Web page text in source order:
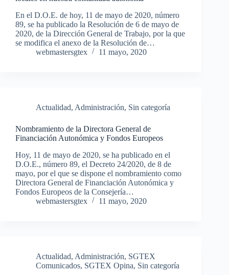
En el D.O.E. de hoy, 11 de mayo de 2020, número
89, se ha publicado la Resolución de 6 de mayo de
2020, de la Dirección General de Trabajo, por la que
se modifica el anexo de la Resolución de…
webmastersgtex
11 mayo, 2020
Actualidad, Administración, Sin categoría
Nombramiento de la Directora General de
Financiación Autonómica y Fondos Europeos
Hoy, 11 de mayo de 2020, se ha publicado en el
D.O.E., número 89, el Decreto 24/2020, de 8 de
mayo, por el que se dispone el nombramiento como
Directora General de Financiación Autonómica y
Fondos Europeos de la Consejería…
webmastersgtex
11 mayo, 2020
Actualidad, Administración, SGTEX
Comunicados, SGTEX Opina, Sin categoría